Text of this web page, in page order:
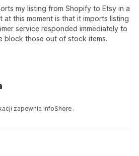
my listing from Shopify to Etsy in a
at this moment is that it imports listing
service responded immediately to
block those out of stock items.
zapewnia InfoShore .